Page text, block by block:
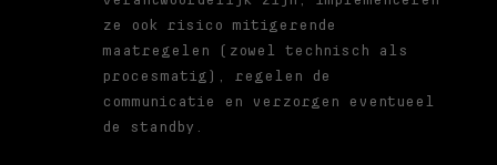
ze ook risico mitigerende
maatregelen (zowel technisch als
procesmatig), regelen de
communicatie en verzorgen eventueel
de standby.